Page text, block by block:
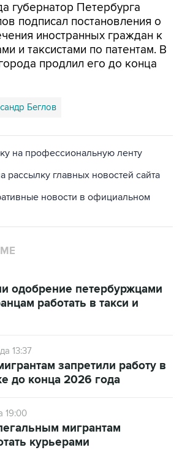
губернатор Петербурга
подписал постановления о
иностранных граждан к
и таксистами по патентам. В
продлил его до конца
Беглов
на профессиональную ленту
рассылку главных новостей сайта
новости в официальном
одобрение петербуржцами
работать в такси и
13:37
запретили работу в
до конца 2026 года
19:00
мигрантам
курьерами